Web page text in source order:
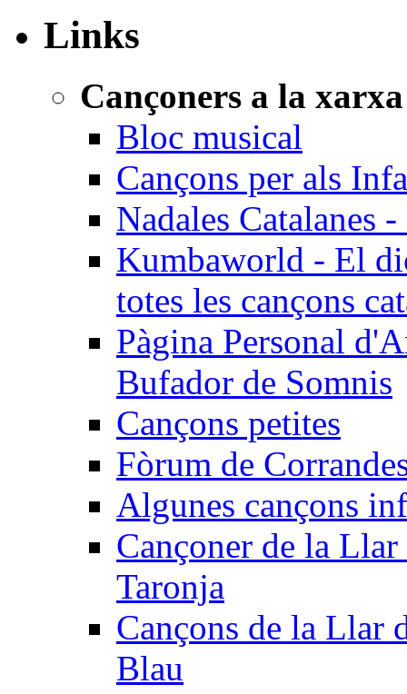
Links
Cançoners a la xarxa
Bloc musical
Cançons per als
Nadales Catalanes
Kumbaworld - El
totes les cançons
Pàgina Personal
Bufador de Somnis
Cançons petites
Fòrum de
Algunes cançons
Cançoner de la
Taronja
Cançons de la Llar
Blau